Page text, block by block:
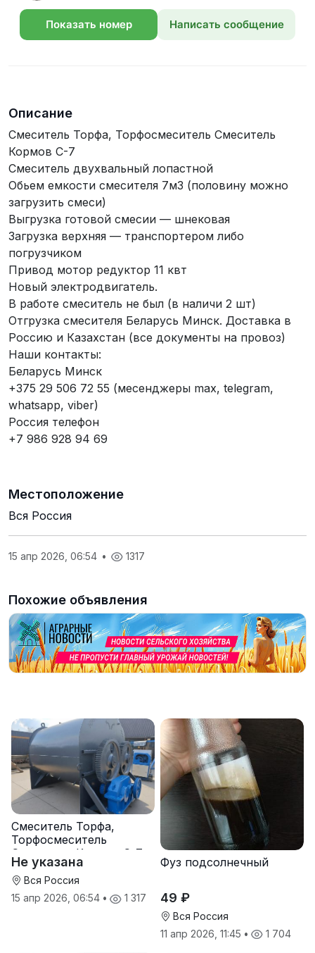
Показать номер Написать сообщение
Описание
Смеситель Торфа, Торфосмеситель Смеситель
Кормов С-7
Смеситель двухвальный лопастной
Обьем емкости смесителя 7м3 (половину можно
загрузить смеси)
Выгрузка готовой смесии — шнековая
Загрузка верхняя — транспортером либо
погрузчиком
Привод мотор редуктор 11 квт
Новый электродвигатель.
В работе смеситель не был (в наличи 2 шт)
Отгрузка смесителя Беларусь Минск. Доставка в
Россию и Казахстан (все документы на провоз)
Наши контакты:
Беларусь Минск
+375 29 506 72 55 (месенджеры max, telegram,
whatsapp, viber)
Россия телефон
+7 986 928 94 69
Местоположение
Вся Россия
15 апр 2026, 06:54 • 1317
Похожие объявления
Смеситель Торфа,
Торфосмеситель
Смеситель Кормов С-7
Не указана
Вся Россия
15 апр 2026, 06:54 • 1 317
Фуз подсолнечный
49 ₽
Вся Россия
11 апр 2026, 11:45 • 1 704